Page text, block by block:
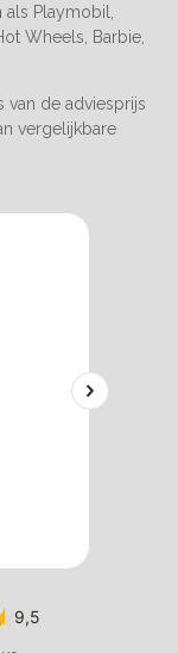
Playmobil,
Wheels, Barbie,
de adviesprijs
vergelijkbare